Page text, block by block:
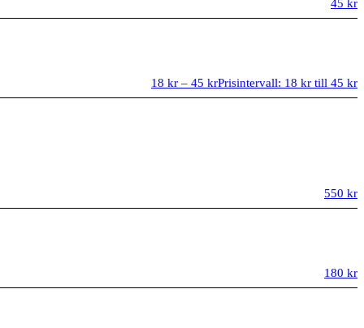
45 kr
18 kr – 45 krPrisintervall: 18 kr till 45 kr
550 kr
180 kr